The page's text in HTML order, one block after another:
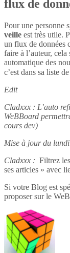
flux de
Pour une personne
veille est très utile.
un flux de données
faire à l’auteur,
automatique des
c’est dans sa liste
Edit
Cladxxx : L’auto
WeBBoard
cours dev)
Mise à jour du
Cladxxx : Filtrez
ses articles » avec
Si votre Blog est
proposer sur le